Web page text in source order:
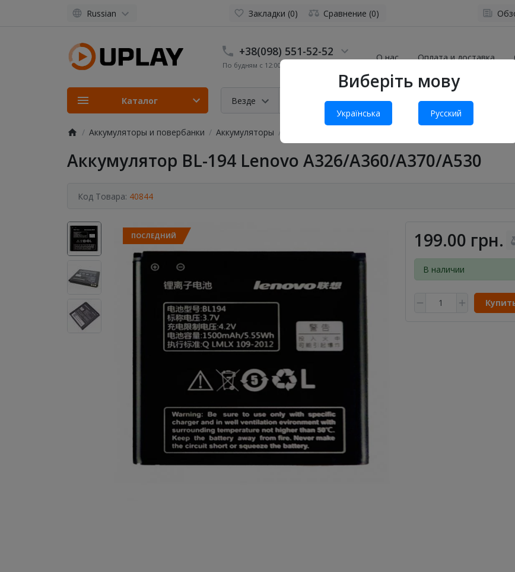
Виберіть мову
Українська Русский
Russian Закладки (0) Сравнение (0)
+38(098) 551-52-52
По будням с 12:00 до 19:00
Везде
О нас Оплата и доставка
Каталог
Аккумуляторы и повербанки Аккумуляторы
Аккумулятор BL-194 Lenovo A326/A360/A370/A530
Код Товара: 40844
ПОСЛЕДНИЙ 199.00 грн.
В наличии